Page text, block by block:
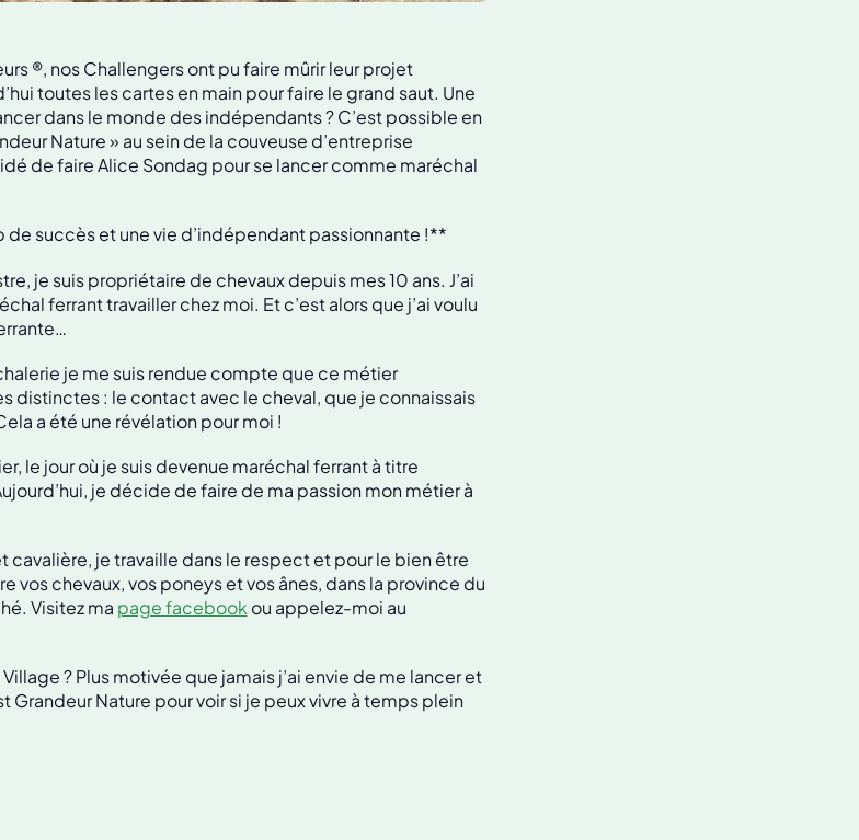
®, nos Challengers ont pu faire mûrir leur projet
toutes les cartes en main pour faire le grand saut. Une
dans le monde des indépendants ? C’est possible en
Nature » au sein de la couveuse d’entreprise
de faire Alice Sondag pour se lancer comme maréchal
de succès et une vie d’indépendant passionnante !**
je suis propriétaire de chevaux depuis mes 10 ans. J’ai
ferrant travailler chez moi. Et c’est alors que j’ai voulu
je me suis rendue compte que ce métier
distinctes : le contact avec le cheval, que je connaissais
a été une révélation pour moi !
le jour où je suis devenue maréchal ferrant à titre
je décide de faire de ma passion mon métier à
cavalière, je travaille dans le respect et pour le bien être
vos chevaux, vos poneys et vos ânes, dans la province du
Visitez ma page facebook ou appelez-moi au
? Plus motivée que jamais j’ai envie de me lancer et
Grandeur Nature pour voir si je peux vivre à temps plein